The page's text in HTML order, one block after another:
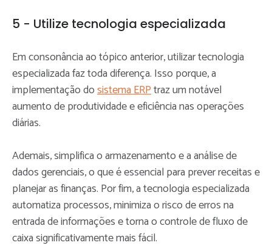
5 - Utilize tecnologia especializada
Em consonância ao tópico anterior, utilizar tecnologia
especializada faz toda diferença. Isso porque, a
implementação dosistema ERPtraz um notável
aumento de produtividade e eficiência nas operações
diárias.
Ademais, simplifica o armazenamento e a análise de
dados gerenciais, o que é essencial para prever receitas e
planejar as finanças. Por fim, a tecnologia especializada
automatiza processos, minimiza o risco de erros na
entrada de informações e torna o controle de fluxo de
caixa significativamente mais fácil.